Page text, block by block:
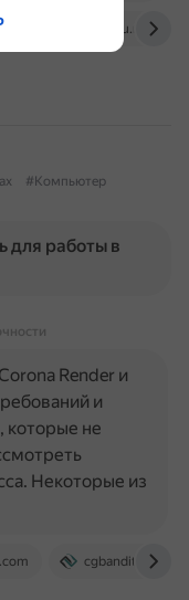
old-vt.chuvsu.ru
#Компьютер
для работы в
cgbandit.com
Render и
и
которые не
Некоторые из